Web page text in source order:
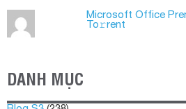
Microsoft Office
To𝚛rent
DANH MỤC